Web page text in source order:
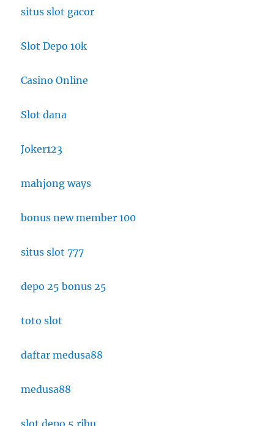
situs slot gacor
Slot Depo 10k
Casino Online
Slot dana
Joker123
mahjong ways
bonus new member 100
situs slot 777
depo 25 bonus 25
toto slot
daftar medusa88
medusa88
slot depo 5 ribu